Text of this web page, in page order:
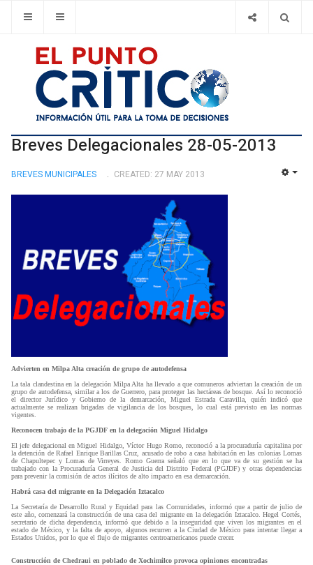
Breves Delegacionales 28-05-2013
BREVES MUNICIPALES CREATED: 27 MAY 2013
Advierten en Milpa Alta creación de grupo de autodefensa
La tala clandestina en la delegación Milpa Alta ha llevado a que comuneros adviertan la creación de un
grupo de autodefensa, similar a los de Guerrero, para proteger las hectáreas de bosque. Así lo reconoció
el director Jurídico y Gobierno de la demarcación, Miguel Estrada Caravilla, quién indicó que
actualmente se realizan brigadas de vigilancia de los bosques, lo cual está previsto en las normas
vigentes.
Reconocen trabajo de la PGJDF en la delegación Miguel Hidalgo
El jefe delegacional en Miguel Hidalgo, Víctor Hugo Romo, reconoció a la procuraduría capitalina por
la detención de Rafael Enrique Barillas Cruz, acusado de robo a casa habitación en las colonias Lomas
de Chapultepec y Lomas de Virreyes. Romo Guerra señaló que en lo que va de su gestión se ha
trabajado con la Procuraduría General de Justicia del Distrito Federal (PGJDF) y otras dependencias
para prevenir la comisión de actos ilícitos de alto impacto en esa demarcación.
Habrá casa del migrante en la Delegación Iztacalco
La Secretaría de Desarrollo Rural y Equidad para las Comunidades, informó que a partir de julio de
este año, comenzará la construcción de una casa del migrante en la delegación Iztacalco. Hegel Cortés,
secretario de dicha dependencia, informó que debido a la inseguridad que viven los migrantes en el
estado de México, y la falta de apoyo, algunos recurren a la Ciudad de México para intentar llegar a
Estados Unidos, por lo que el flujo de migrantes centroamericanos puede crecer.
Construcción de Chedraui en poblado de Xochimilco provoca opiniones encontradas